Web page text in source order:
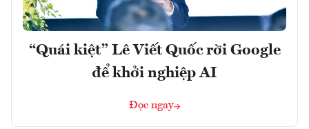
“Quái kiệt” Lê Viết Quốc rời Google
để khởi nghiệp AI
Đọc ngay